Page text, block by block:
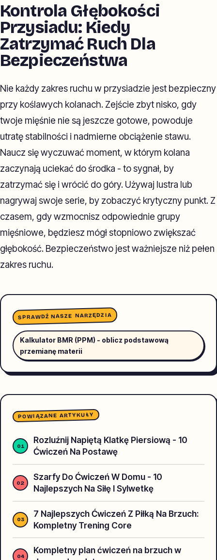
Kontrola Głębokości
Przysiadu: Kiedy
Zatrzymać Ruch Dla
Bezpieczeństwa
Nie każdy zakres ruchu w przysiadzie jest bezpieczny
przy koślawych kolanach. Zejście zbyt nisko, gdy
twoje mięśnie nie są jeszcze gotowe, powoduje
utratę stabilności i nadmierne obciążenie stawu.
Naucz się wyczuwać moment, w którym kolana
zaczynają uciekać do środka - to sygnał, by
zatrzymać się i wrócić do góry. Używaj lustra lub
nagrywaj swoje serie, by zobaczyć krytyczny punkt. Z
czasem, gdy wzmocnisz odpowiednie grupy
mięśniowe, będziesz mógł stopniowo zwiększać
głębokość. Bezpieczeństwo jest ważniejsze niż pełen
zakres ruchu.
SPRAWDŹ NASZE NARZĘDZIA
Kalkulator BMR (PPM) - oblicz podstawową
przemianę materii
POWIĄZANE ARTYKUŁY
Rozluźnij Napiętą Klatkę Piersiową - 10
Ćwiczeń Na Postawę
Szarfy Do Ćwiczeń W Domu - 10
Najlepszych Na Siłę I Sylwetkę
7 Najlepszych Ćwiczeń Z Piłką Na Brzuch:
Kompletny Trening Core
Kompletny plan ćwiczeń na brzuch w